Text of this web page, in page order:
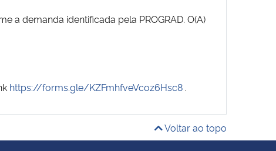
a demanda identificada pela PROGRAD. O(A)
https://forms.gle/KZFmhfveVcoz6Hsc8 .
Voltar ao topo